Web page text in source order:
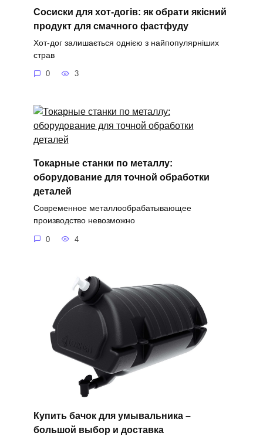
Сосиски для хот-догів: як обрати якісний
продукт для смачного фастфуду
Хот-дог залишається однією з найпопулярніших
страв
0 3
Токарные станки по металлу:
оборудование для точной обработки
деталей
Современное металлообрабатывающее
производство невозможно
0 4
Купить бачок для умывальника –
большой выбор и доставка